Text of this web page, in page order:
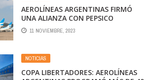
AEROLÍNEAS ARGENTINAS FIRMÓ
UNA ALIANZA CON PEPSICO
11 NOVIEMBRE, 2023
NOTICIAS
COPA LIBERTADORES: AEROLÍNEAS